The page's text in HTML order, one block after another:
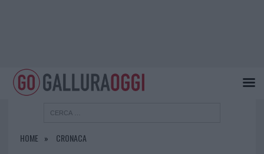
HOME CRONACA